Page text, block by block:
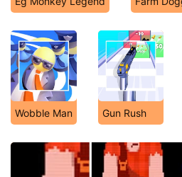
Wobble Man Gun Rush